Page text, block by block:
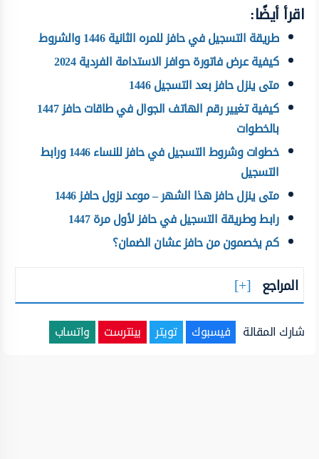
اقرأ أيضًا:
طريقة التسجيل في حافز للمره الثانية 1446 والشروط
كيفية عرض فاتورة حوافز الاستدامة الفردية 2024
متى ينزل حافز بعد التسجيل 1446
كيفية تغيير رقم الهاتف الجوال في طاقات حافز 1447
بالخطوات
خطوات وشروط التسجيل في حافز للنساء 1446 ورابط
التسجيل
متى ينزل حافز هذا الشهر – موعد نزول حافز 1446
رابط وطريقة التسجيل في حافز لأول مرة 1447
كم يخصمون من حافز عشان الضمان؟
المراجع
شارك المقالة فيسبوك تويتر بينترست واتساب